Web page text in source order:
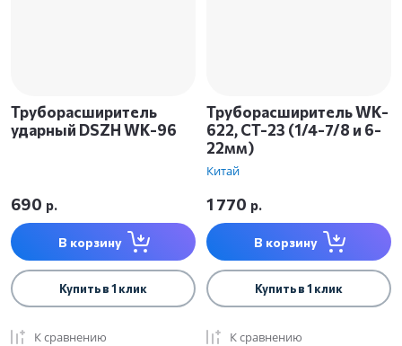
Труборасширитель
ударный DSZH WK-96
690 р.
В корзину
Купить в 1 клик
К сравнению
Труборасширитель WK-
622, CT-23 (1/4-7/8 и 6-
22мм)
Китай
1 770 р.
В корзину
Купить в 1 клик
К сравнению